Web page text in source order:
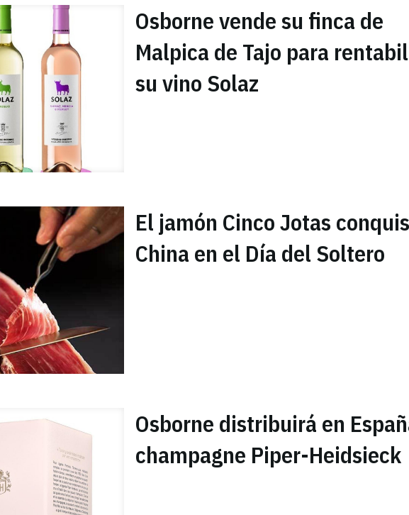
Osborne vende su finca de
Malpica de Tajo para
su vino Solaz
El jamón Cinco Jotas
China en el Día del Soltero
Osborne distribuirá en
champagne Piper-Heidsieck